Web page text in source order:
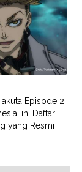
Episode 2
ini Daftar
yang Resmi